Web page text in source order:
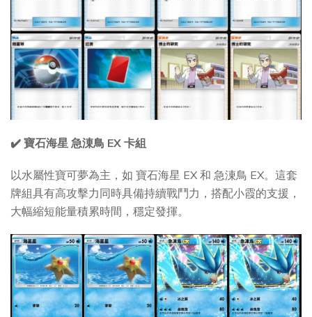
✔️ 寶石海星 急涷鳥 EX 卡組
以水屬性寶可夢為主，如 寶石海星 EX 和 急涷鳥 EX。這套
牌組具有高攻擊力同時具備持續戰鬥力，搭配小霞的支援，
大幅縮短能量積累時間，穩定發揮。